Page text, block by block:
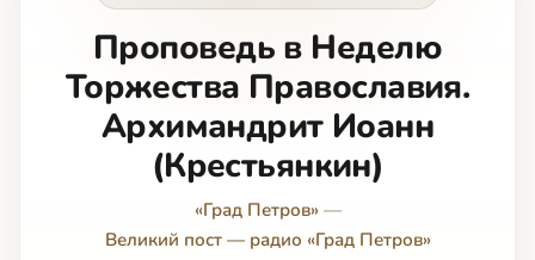
Проповедь в Неделю
Торжества Православия.
Архимандрит Иоанн
(Крестьянкин)
«Град Петров» —
Великий пост — радио «Град Петров»